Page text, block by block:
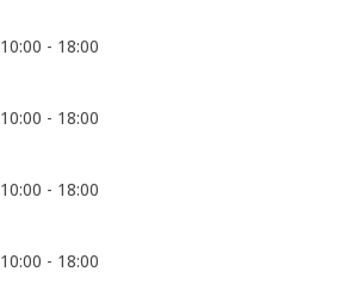
10:00 - 18:00
10:00 - 18:00
10:00 - 18:00
10:00 - 18:00